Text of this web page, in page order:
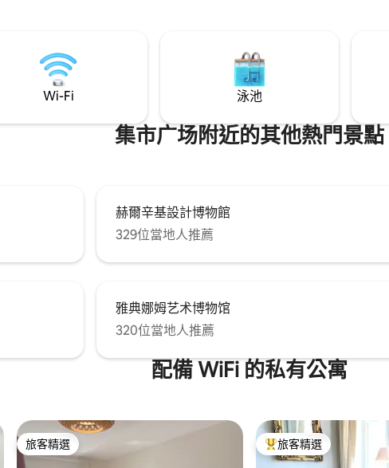
Wi-Fi 泳池
集市广场附近的其他熱門景點
赫爾辛基設計博物館
329位當地人推薦
雅典娜姆艺术博物馆
320位當地人推薦
配備 WiFi 的私有公寓
旅客精選
旅客精選 旅客精選榜首
旅客精選